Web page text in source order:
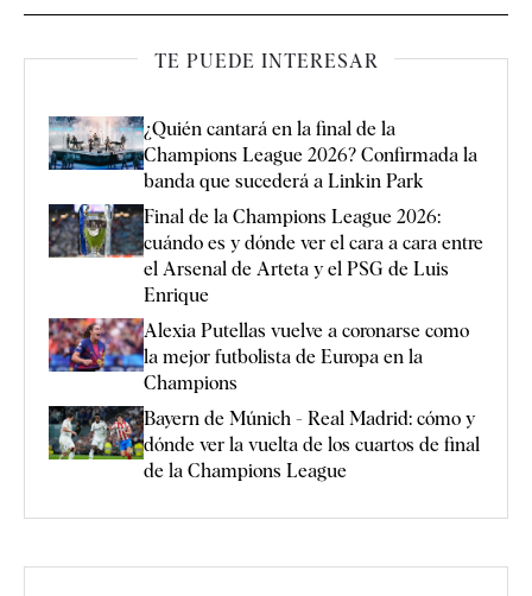
TE PUEDE INTERESAR
¿Quién cantará en la final de la
Champions League 2026? Confirmada la
banda que sucederá a Linkin Park
Final de la Champions League 2026:
cuándo es y dónde ver el cara a cara entre
el Arsenal de Arteta y el PSG de Luis
Enrique
Alexia Putellas vuelve a coronarse como
la mejor futbolista de Europa en la
Champions
Bayern de Múnich - Real Madrid: cómo y
dónde ver la vuelta de los cuartos de final
de la Champions League